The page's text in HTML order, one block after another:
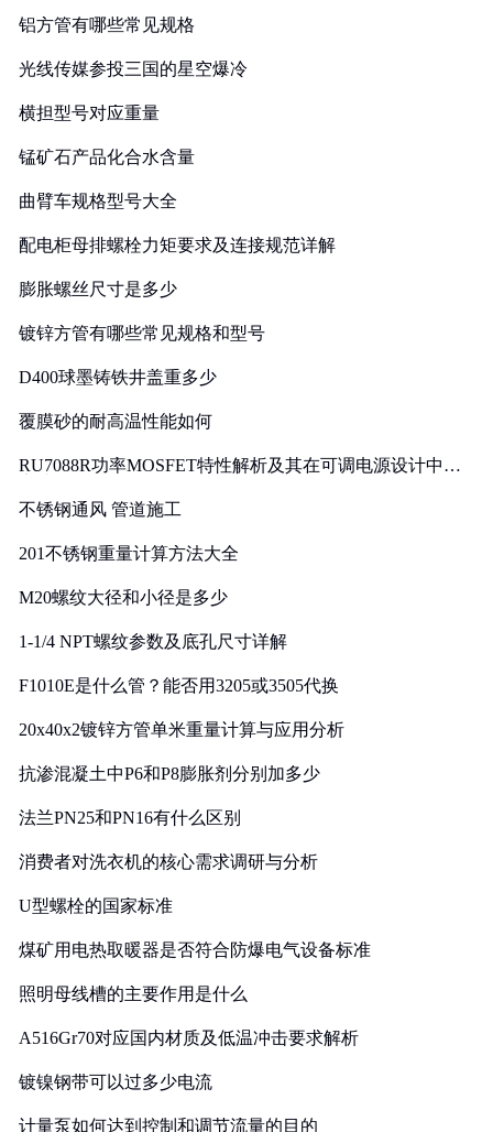
铝方管有哪些常见规格
光线传媒参投三国的星空爆冷
横担型号对应重量
锰矿石产品化合水含量
曲臂车规格型号大全
配电柜母排螺栓力矩要求及连接规范详解
膨胀螺丝尺寸是多少
镀锌方管有哪些常见规格和型号
D400球墨铸铁井盖重多少
覆膜砂的耐高温性能如何
RU7088R功率MOSFET特性解析及其在可调电源设计中的
不锈钢通风 管道施工
201不锈钢重量计算方法大全
M20螺纹大径和小径是多少
1-1/4 NPT螺纹参数及底孔尺寸详解
F1010E是什么管？能否用3205或3505代换
20x40x2镀锌方管单米重量计算与应用分析
抗渗混凝土中P6和P8膨胀剂分别加多少
法兰PN25和PN16有什么区别
消费者对洗衣机的核心需求调研与分析
U型螺栓的国家标准
煤矿用电热取暖器是否符合防爆电气设备标准
照明母线槽的主要作用是什么
A516Gr70对应国内材质及低温冲击要求解析
镀镍钢带可以过多少电流
计量泵如何达到控制和调节流量的目的